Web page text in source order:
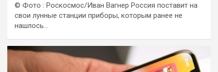
© Фото : Роскосмос/Иван Вагнер Россия поставит на
свои лунные станции приборы, которым ранее не
нашлось…